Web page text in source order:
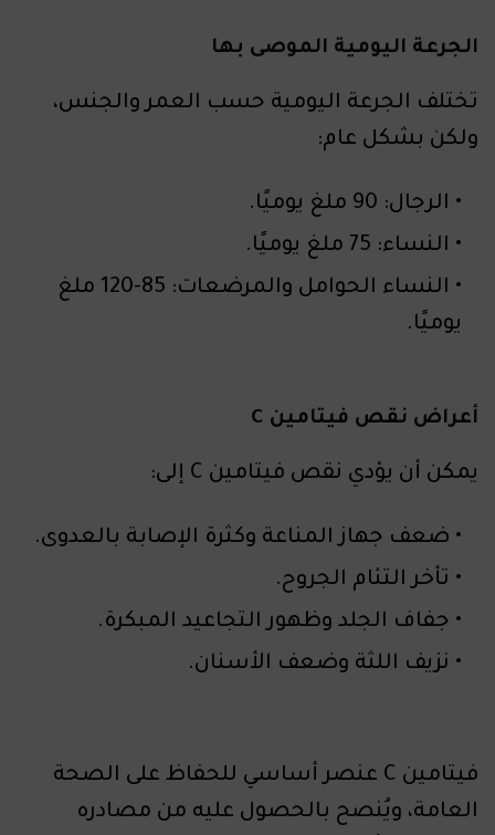
الجرعة اليومية الموصى بها
تختلف الجرعة اليومية حسب العمر والجنس،
ولكن بشكل عام:
الرجال: 90 ملغ يوميًا.
النساء: 75 ملغ يوميًا.
النساء الحوامل والمرضعات: 85-120 ملغ
يوميًا.
أعراض نقص فيتامين C
يمكن أن يؤدي نقص فيتامين C إلى:
ضعف جهاز المناعة وكثرة الإصابة بالعدوى.
تأخر التئام الجروح.
جفاف الجلد وظهور التجاعيد المبكرة.
نزيف اللثة وضعف الأسنان.
فيتامين C عنصر أساسي للحفاظ على الصحة
العامة، ويُنصح بالحصول عليه من مصادره